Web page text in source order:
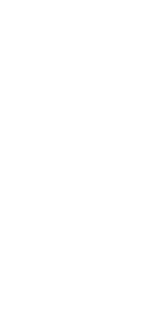
נערכות כעת, מפלגת
שומרת על
22 מנדטים.
"ביחד" של נפתלי
הגושים
הוא נפילתה של